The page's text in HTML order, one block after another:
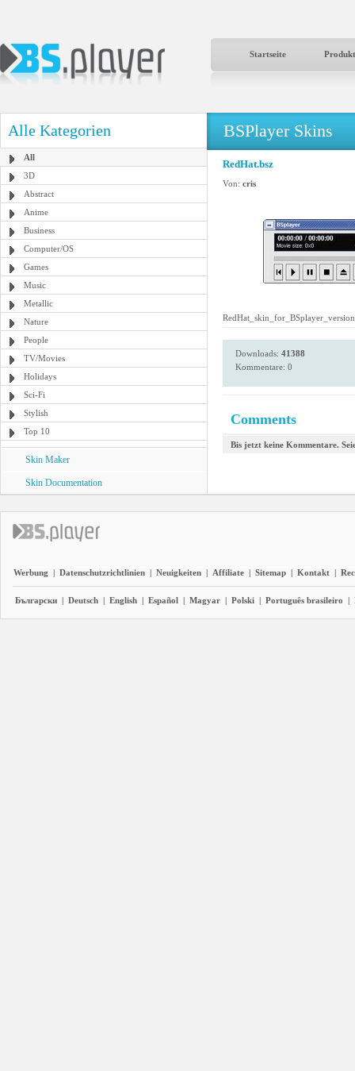
Startseite
Alle Kategorien
All
3D
Abstract
Anime
Business
Computer/OS
Games
Music
Metallic
Nature
People
TV/Movies
Holidays
Sci-Fi
Stylish
Top 10
Skin Maker
Skin Documentation
BSPlayer Skins
RedHat.bsz
Von: cris
Downloads: 41388
Kommentare: 0
Comments
Bis jetzt keine Kommentare.
Werbung | Datenschutzrichtlinien | Neuigkeiten | Affiliate | Sitemap | Kontakt |
Български | Deutsch | English | Español | Magyar | Polski | Português brasileiro |